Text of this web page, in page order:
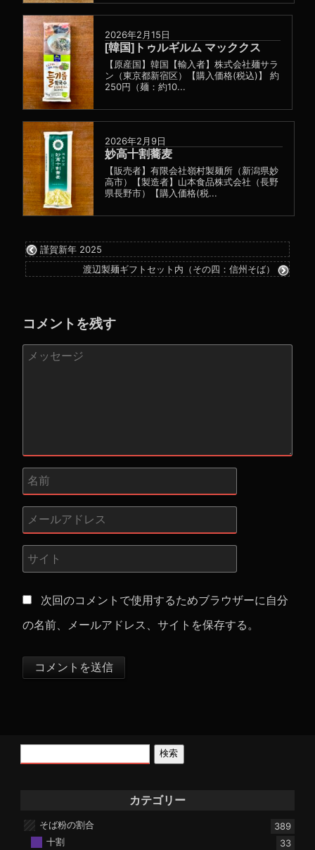
2026年2月15日
[韓国]トゥルギルム マッククス
【原産国】韓国【輸入者】株式会社麺サラ
ン（東京都新宿区）【購入価格(税込)】 約
250円（麺：約10...
2026年2月9日
妙高十割蕎麦
【販売者】有限会社嶺村製麺所（新潟県妙
高市）【製造者】山本食品株式会社（長野
県長野市）【購入価格(税...
謹賀新年 2025
渡辺製麺ギフトセット内（その四：信州そば）
コメントを残す
次回のコメントで使用するためブラウザーに自分
の名前、メールアドレス、サイトを保存する。
検索
カテゴリー
そば粉の割合
389
十割
33